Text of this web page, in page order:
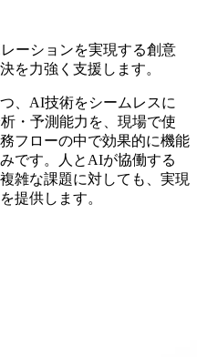
ーションを実現する創意
を力強く支援します。
、AI技術をシームレスに
・予測能力を、現場で使
フローの中で効果的に機能
です。人とAIが協働する
雑な課題に対しても、実現
提供します。